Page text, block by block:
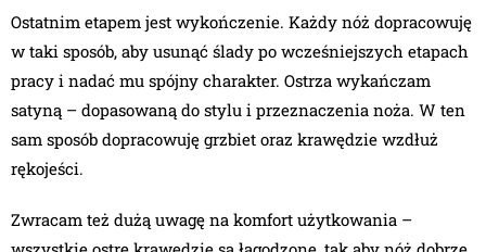
Ostatnim etapem jest wykończenie. Każdy nóż dopracowuję
w taki sposób, aby usunąć ślady po wcześniejszych etapach
pracy i nadać mu spójny charakter. Ostrza wykańczam
satyną – dopasowaną do stylu i przeznaczenia noża. W ten
sam sposób dopracowuję grzbiet oraz krawędzie wzdłuż
rękojeści.
Zwracam też dużą uwagę na komfort użytkowania –